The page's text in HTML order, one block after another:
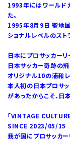
1993年にはワールド
た。
1995年8月9日 聖地
ショナルレベルのスト
日本にプロサッカーリ
日本サッカー奇跡の
オリジナル10の浦和
本人初の日本プロサ
があったからこそ、日
「VINTAGE
SINCE 2023/05/15
我が国にプロサッカー